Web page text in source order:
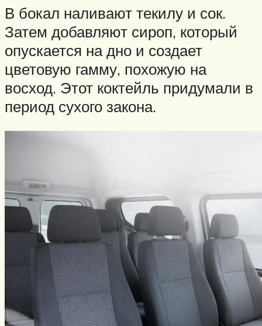
В бокал наливают текилу и сок.
Затем добавляют сироп, который
опускается на дно и создает
цветовую гамму, похожую на
восход. Этот коктейль придумали в
период сухого закона.